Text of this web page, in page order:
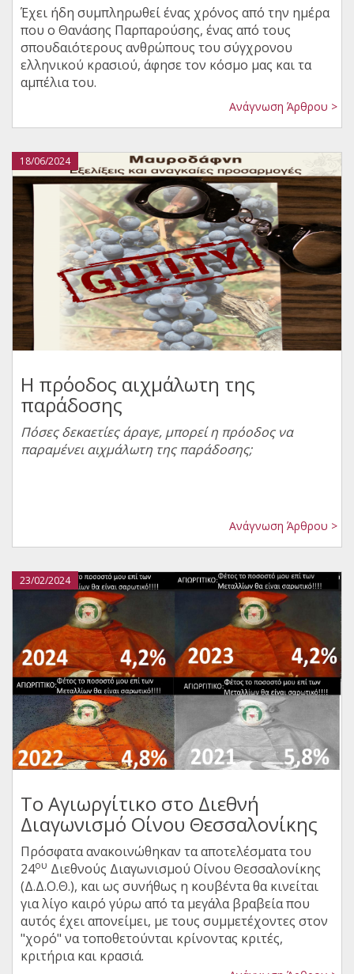
Έχει ήδη συμπληρωθεί ένας χρόνος από την ημέρα
που ο Θανάσης Παρπαρούσης, ένας από τους
σπουδαιότερους ανθρώπους του σύγχρονου
ελληνικού κρασιού, άφησε τον κόσμο μας και τα
αμπέλια του.
Ανάγνωση Άρθρου >
18/06/2024
Η πρόοδος αιχμάλωτη της
παράδοσης
Πόσες δεκαετίες άραγε, μπορεί η πρόοδος να
παραμένει αιχμάλωτη της παράδοσης;
Ανάγνωση Άρθρου >
23/02/2024
Το Αγιωργίτικο στο Διεθνή
Διαγωνισμό Οίνου Θεσσαλονίκης
Πρόσφατα ανακοινώθηκαν τα αποτελέσματα του
24ου Διεθνούς Διαγωνισμού Οίνου Θεσσαλονίκης
(Δ.Δ.Ο.Θ.), και ως συνήθως η κουβέντα θα κινείται
για λίγο καιρό γύρω από τα μεγάλα βραβεία που
αυτός έχει απονείμει, με τους συμμετέχοντες στον
"χορό" να τοποθετούνται κρίνοντας κριτές,
κριτήρια και κρασιά.